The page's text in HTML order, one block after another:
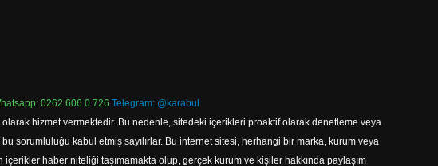
0262 606 0 726 Telegram: @karabul
hizmet vermektedir. Bu nedenle, sitedeki içerikleri proaktif olarak denetleme veya
sorumluluğu kabul etmiş sayılırlar. Bu internet sitesi, herhangi bir marka, kurum veya
içerikler haber niteliği taşımamakta olup, gerçek kurum ve kişiler hakkında paylaşım